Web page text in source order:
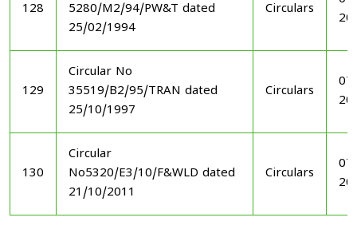
128
5280/M2/94/PW&T dated
25/02/1994
Circulars
129
Circular No
35519/B2/95/TRAN dated
25/10/1997
Circulars
130
Circular
No5320/E3/10/F&WLD dated
21/10/2011
Circulars